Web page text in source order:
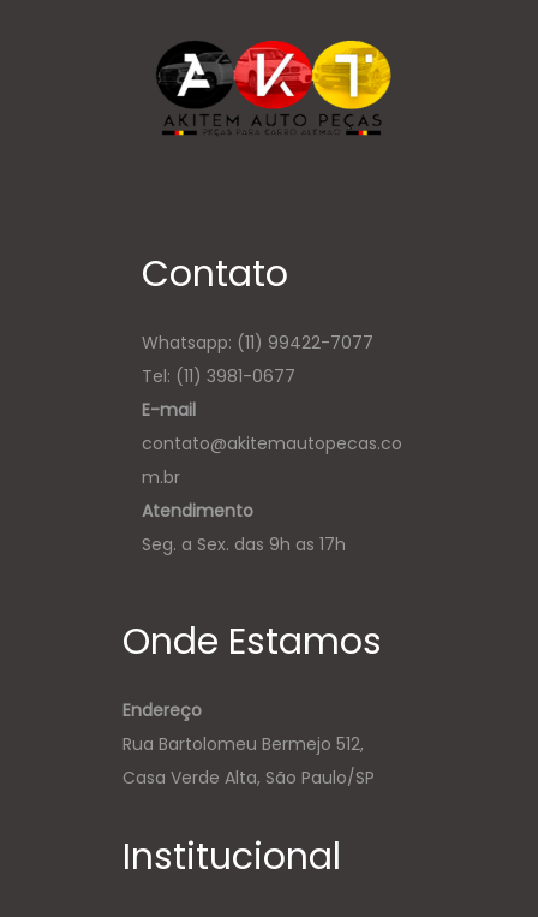
Contato
Whatsapp: (11) 99422-7077
Tel: (11) 3981-0677
E-mail
contato@akitemautopecas.co
m.br
Atendimento
Seg. a Sex. das 9h as 17h
Onde Estamos
Endereço
Rua Bartolomeu Bermejo 512,
Casa Verde Alta, São Paulo/SP
Institucional